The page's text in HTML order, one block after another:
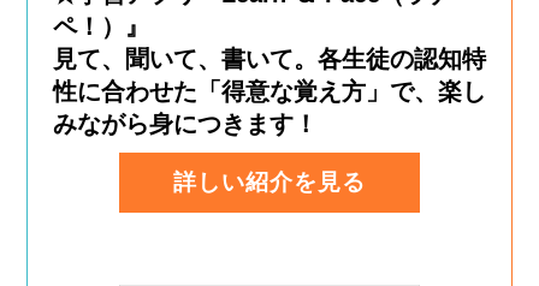
ペ！）』
見て、聞いて、書いて。各生徒の認知特
性に合わせた「得意な覚え方」で、楽し
みながら身につきます！
詳しい紹介を見る